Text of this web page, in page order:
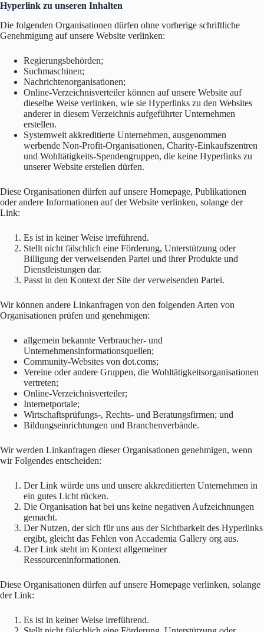
Hyperlink zu unseren Inhalten
Die folgenden Organisationen dürfen ohne vorherige schriftliche
Genehmigung auf unsere Website verlinken:
Regierungsbehörden;
Suchmaschinen;
Nachrichtenorganisationen;
Online-Verzeichnisverteiler können auf unsere Website auf
dieselbe Weise verlinken, wie sie Hyperlinks zu den Websites
anderer in diesem Verzeichnis aufgeführter Unternehmen
erstellen.
Systemweit akkreditierte Unternehmen, ausgenommen
werbende Non-Profit-Organisationen, Charity-Einkaufszentren
und Wohltätigkeits-Spendengruppen, die keine Hyperlinks zu
unserer Website erstellen dürfen.
Diese Organisationen dürfen auf unsere Homepage, Publikationen
oder andere Informationen auf der Website verlinken, solange der
Link:
Es ist in keiner Weise irreführend.
Stellt nicht fälschlich eine Förderung, Unterstützung oder
Billigung der verweisenden Partei und ihrer Produkte und
Dienstleistungen dar.
Passt in den Kontext der Site der verweisenden Partei.
Wir können andere Linkanfragen von den folgenden Arten von
Organisationen prüfen und genehmigen:
allgemein bekannte Verbraucher- und
Unternehmensinformationsquellen;
Community-Websites von dot.coms;
Vereine oder andere Gruppen, die Wohltätigkeitsorganisationen
vertreten;
Online-Verzeichnisverteiler;
Internetportale;
Wirtschaftsprüfungs-, Rechts- und Beratungsfirmen; und
Bildungseinrichtungen und Branchenverbände.
Wir werden Linkanfragen dieser Organisationen genehmigen, wenn
wir Folgendes entscheiden:
Der Link würde uns und unsere akkreditierten Unternehmen in
ein gutes Licht rücken.
Die Organisation hat bei uns keine negativen Aufzeichnungen
gemacht.
Der Nutzen, der sich für uns aus der Sichtbarkeit des Hyperlinks
ergibt, gleicht das Fehlen von Accademia Gallery org aus.
Der Link steht im Kontext allgemeiner
Ressourceninformationen.
Diese Organisationen dürfen auf unsere Homepage verlinken, solange
der Link:
Es ist in keiner Weise irreführend.